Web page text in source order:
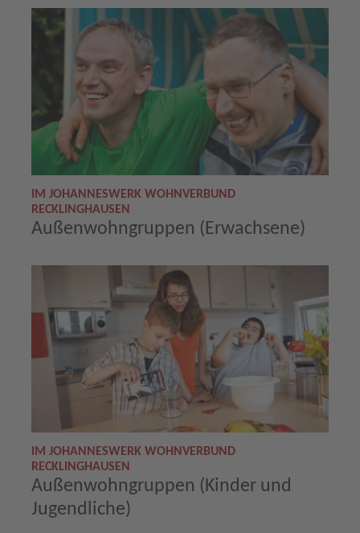
IM JOHANNESWERK WOHNVERBUND
RECKLINGHAUSEN
Außenwohngruppen (Erwachsene)
IM JOHANNESWERK WOHNVERBUND
RECKLINGHAUSEN
Außenwohngruppen (Kinder und
Jugendliche)